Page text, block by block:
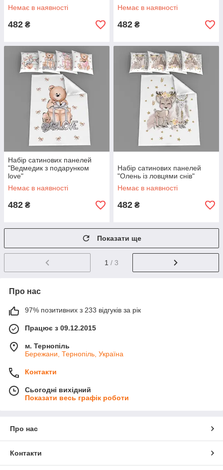
Немає в наявності
482 ₴
Немає в наявності
482 ₴
Набір сатинових панелей
"Ведмедик з подарунком
love"
Немає в наявності
482 ₴
Набір сатинових панелей
"Олень із ловцями снів"
Немає в наявності
482 ₴
Показати ще
1 / 3
Про нас
97% позитивних з 233 відгуків за рік
Працює з 09.12.2015
м. Тернопіль
Бережани, Тернопіль, Україна
Контакти
Сьогодні вихідний
Показати весь графік роботи
Про нас
Контакти